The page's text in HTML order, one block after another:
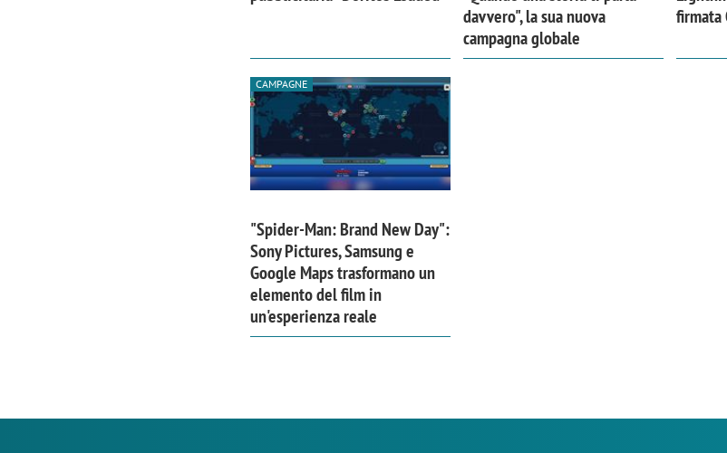
davvero", la sua nuova
campagna globale
firmata
CAMPAGNE
"Spider-Man: Brand New Day":
Sony Pictures, Samsung e
Google Maps trasformano un
elemento del film in
un'esperienza reale